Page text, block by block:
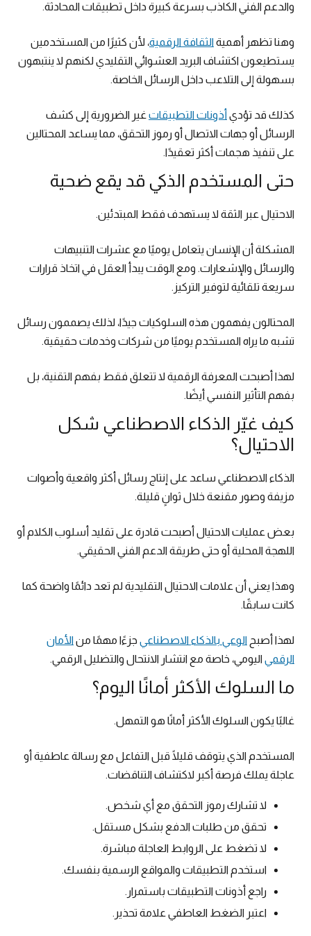
والدعم الفني الكاذب بسرعة كبيرة داخل تطبيقات المحادثة.
وهنا تظهر أهمية الثقافة الرقمية، لأن كثيرًا من المستخدمين
يستطيعون اكتشاف البريد العشوائي التقليدي لكنهم لا ينتبهون
بسهولة إلى التلاعب داخل الرسائل الخاصة.
كذلك قد تؤدي أذونات التطبيقات غير الضرورية إلى كشف
الرسائل أو جهات الاتصال أو رموز التحقق، مما يساعد المحتالين
على تنفيذ هجمات أكثر تعقيدًا.
حتى المستخدم الذكي قد يقع ضحية
الاحتيال عبر الثقة لا يستهدف فقط المبتدئين.
المشكلة أن الإنسان يتعامل يوميًا مع عشرات التنبيهات
والرسائل والإشعارات. ومع الوقت يبدأ العقل في اتخاذ قرارات
سريعة تلقائية لتوفير التركيز.
المحتالون يفهمون هذه السلوكيات جيدًا، لذلك يصممون رسائل
تشبه ما يراه المستخدم يوميًا من شركات وخدمات حقيقية.
لهذا أصبحت المعرفة الرقمية لا تتعلق فقط بفهم التقنية، بل
بفهم التأثير النفسي أيضًا.
كيف غيّر الذكاء الاصطناعي شكل
الاحتيال؟
الذكاء الاصطناعي ساعد على إنتاج رسائل أكثر واقعية وأصوات
مزيفة وصور مقنعة خلال ثوانٍ قليلة.
بعض عمليات الاحتيال أصبحت قادرة على تقليد أسلوب الكلام أو
اللهجة المحلية أو حتى طريقة الدعم الفني الحقيقي.
وهذا يعني أن علامات الاحتيال التقليدية لم تعد دائمًا واضحة كما
كانت سابقًا.
لهذا أصبح الوعي بالذكاء الاصطناعي جزءًا مهمًا من الأمان
الرقمي اليومي، خاصة مع انتشار الانتحال والتضليل الرقمي.
ما السلوك الأكثر أمانًا اليوم؟
غالبًا يكون السلوك الأكثر أمانًا هو التمهل.
المستخدم الذي يتوقف قليلًا قبل التفاعل مع رسالة عاطفية أو
عاجلة يملك فرصة أكبر لاكتشاف التناقضات.
لا تشارك رموز التحقق مع أي شخص.
تحقق من طلبات الدفع بشكل مستقل.
لا تضغط على الروابط العاجلة مباشرة.
استخدم التطبيقات والمواقع الرسمية بنفسك.
راجع أذونات التطبيقات باستمرار.
اعتبر الضغط العاطفي علامة تحذير.